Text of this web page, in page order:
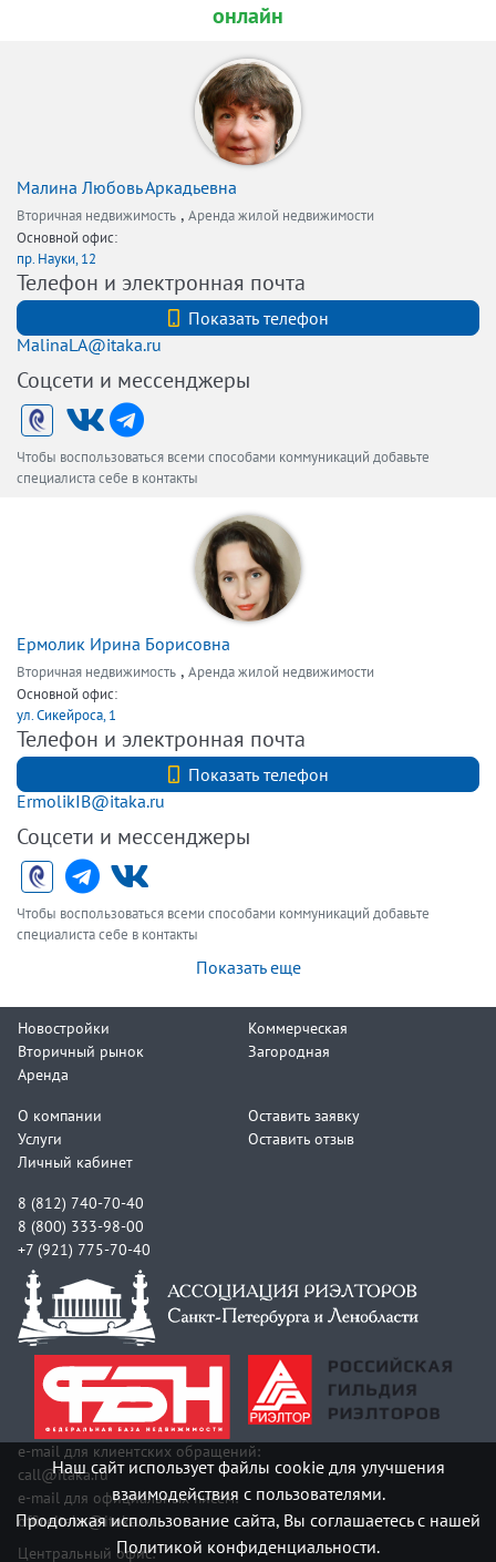
онлайн
Малина Любовь Аркадьевна
Вторичная недвижимость , Аренда жилой недвижимости
Основной офис:
пр. Науки, 12
Телефон и электронная почта
Показать телефон
MalinaLA@itaka.ru
Соцсети и мессенджеры
Чтобы воспользоваться всеми способами коммуникаций добавьте
специалиста себе в контакты
Ермолик Ирина Борисовна
Вторичная недвижимость , Аренда жилой недвижимости
Основной офис:
ул. Сикейроса, 1
Телефон и электронная почта
Показать телефон
ErmolikIB@itaka.ru
Соцсети и мессенджеры
Чтобы воспользоваться всеми способами коммуникаций добавьте
специалиста себе в контакты
Показать еще
Новостройки
Вторичный рынок
Аренда
Коммерческая
Загородная
О компании
Услуги
Личный кабинет
Оставить заявку
Оставить отзыв
8 (812) 740-70-40
8 (800) 333-98-00
+7 (921) 775-70-40
e-mail для клиентских обращений:
call@itaka.ru
e-mail для официальных писем:
officeitaka@itaka.ru
Центральный офис:
Наш сайт использует файлы cookie для улучшения
взаимодействия с пользователями.
Продолжая использование сайта, Вы соглашаетесь с нашей
Политикой конфиденциальности.